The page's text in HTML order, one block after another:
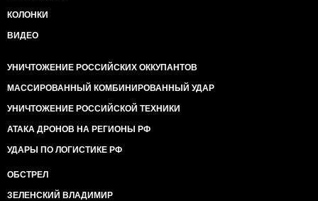
КОЛОНКИ
ВИДЕО
УНИЧТОЖЕНИЕ РОССИЙСКИХ ОККУПАНТОВ
МАССИРОВАННЫЙ КОМБИНИРОВАННЫЙ УДАР
УНИЧТОЖЕНИЕ РОССИЙСКОЙ ТЕХНИКИ
АТАКА ДРОНОВ НА РЕГИОНЫ РФ
УДАРЫ ПО ЛОГИСТИКЕ РФ
ОБСТРЕЛ
ЗЕЛЕНСКИЙ ВЛАДИМИР